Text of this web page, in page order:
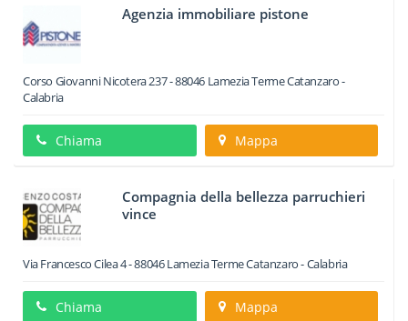
Agenzia immobiliare pistone
Corso Giovanni Nicotera 237-88046 Lamezia TermeCatanzaro -
Calabria
Chiama Mappa
Compagnia della bellezza parruchieri
vince
Via Francesco Cilea 4-88046Lamezia TermeCatanzaro -Calabria
Chiama Mappa